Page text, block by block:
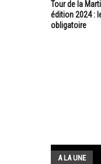
Tour de la
édition 2024 :
obligatoire
A LA UNE